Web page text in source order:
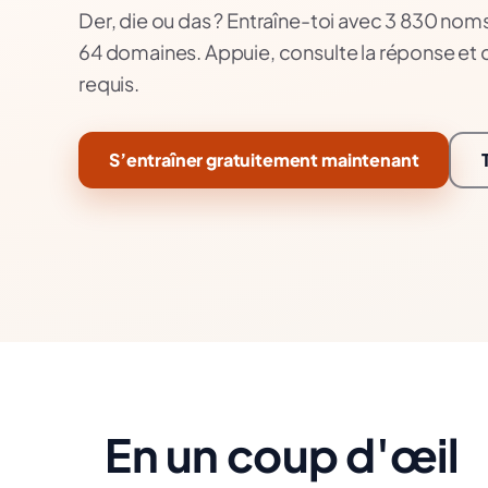
Der, die ou das ? Entraîne-toi avec 3 830
64 domaines. Appuie, consulte la réponse
requis.
S’entraîner gratuitement maintenant
En un coup d'œil